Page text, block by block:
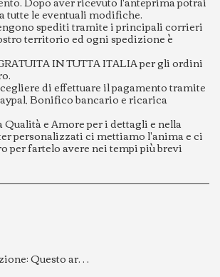
tutte le eventuali modifiche.
spediti tramite i principali corrieri
territorio ed ogni spedizione è
IN TUTTA ITALIA per gli ordini
di effettuare il pagamento tramite
Bonifico bancario e ricarica
e Amore per i dettagli e nella
personalizzati ci mettiamo l'anima e ci
per fartelo avere nei tempi più brevi
Questo articolo personalizzato viene realizzato su richiesta specifica del cliente e contiene dati personali confermati al momento dell’acquisto. Per questo motivo, non è possibile effettuare cambi o resi.